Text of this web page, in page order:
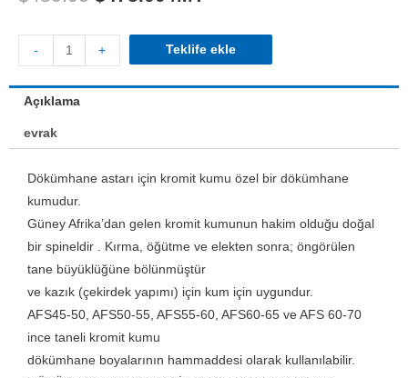
- + Teklife ekle
Açıklama
evrak
Dökümhane astarı için kromit kumu özel bir dökümhane
kumudur.
Güney Afrika’dan gelen kromit kumunun hakim olduğu doğal
bir spineldir . Kırma, öğütme ve elekten sonra; öngörülen
tane büyüklüğüne bölünmüştür
ve kazık (çekirdek yapımı) için kum için uygundur.
AFS45-50, AFS50-55, AFS55-60, AFS60-65 ve AFS 60-70
ince taneli kromit kumu
dökümhane boyalarının hammaddesi olarak kullanılabilir.